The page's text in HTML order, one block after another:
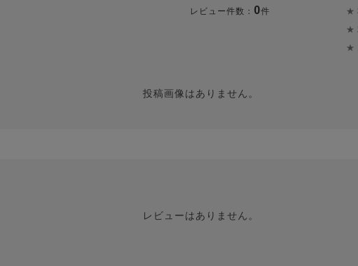
レビュー件数： 0件 ★
★
★
投稿画像はありません。
レビューはありません。